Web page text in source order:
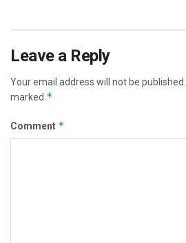
Leave a Reply
Your email address will not be published.
marked *
Comment *